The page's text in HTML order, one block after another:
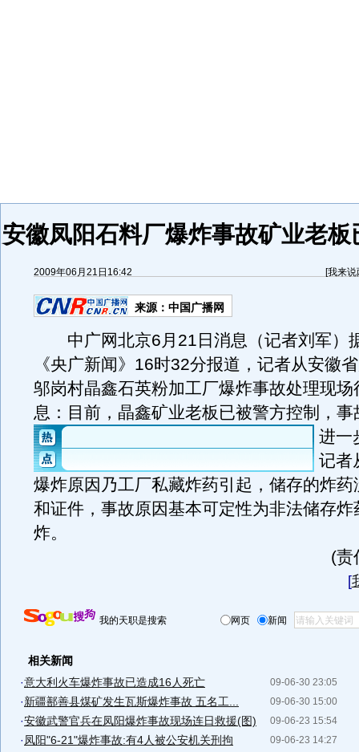
安徽凤阳石料厂爆炸事故矿业老
2009年06月21日16:42 [我来说
来源： 中国广播网
中广网北京6月21日消息（记者刘军）
《央广新闻》16时32分报道，记者从安徽
邬岗村晶鑫石英粉加工厂爆炸事故处理现场
息：目前，晶鑫矿业老板已被警方控制，事
进一
记者
爆炸原因乃工厂私藏炸药引起，储存的炸药
和证件，事故原因基本可定性为非法储存炸
炸。
(责
[
我的天职是搜索 网页 新闻
相关新闻
09-06-30 23:05
·意大利火车爆炸事故已造成16人死亡
09-06-30 15:00
·新疆鄯善县煤矿发生瓦斯爆炸事故 五名工...
09-06-23 15:54
·安徽武警官兵在凤阳爆炸事故现场连日救援(图)
09-06-23 14:27
· 凤阳"6-21"爆炸事故:有4人被公安机关刑拘